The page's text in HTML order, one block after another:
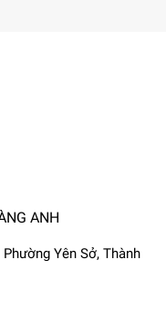
ANH
Yên Sở, Thành